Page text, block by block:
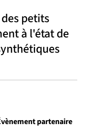
petits
à l'état de
partenaire